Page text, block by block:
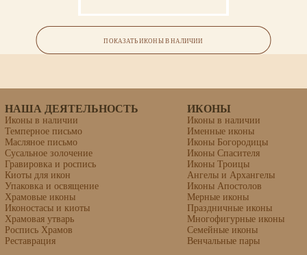
Семейная икона (4 фигуры)
ПОКАЗАТЬ ИКОНЫ В НАЛИЧИИ
НАША ДЕЯТЕЛЬНОСТЬ
Иконы в наличии
Темперное письмо
Масляное письмо
Сусальное золочение
Гравировка и роспись
Киоты для икон
Упаковка и освящение
Храмовые иконы
Иконостасы и киоты
Храмовая утварь
Роспись Храмов
Реставрация
ИКОНЫ
Иконы в наличии
Именные иконы
Иконы Богородицы
Иконы Спасителя
Иконы Троицы
Ангелы и Архангелы
Иконы Апостолов
Мерные иконы
Праздничные иконы
Многофигурные иконы
Семейные иконы
Венчальные пары